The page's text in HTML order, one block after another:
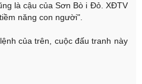
là cậu của Sơn Bò i Đỏ. XĐTV
năng con người".
của trên, cuộc đấu tranh này